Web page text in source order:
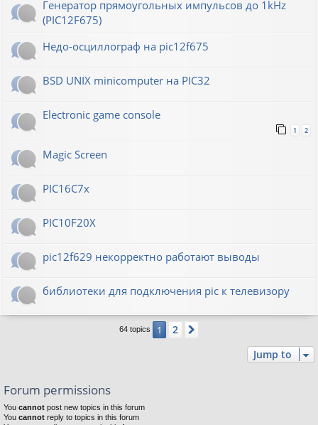
Генератор прямоугольных импульсов до 1kHz
(PIC12F675)
Недо-осциллограф на pic12f675
BSD UNIX minicomputer на PIC32
Electronic game console
1 2
Magic Screen
PIC16C7x
PIC10F20Х
pic12f629 некорректно работают выводы
библиотеки для подключения pic к телевизору
64 topics 1 2
Jump to
Forum permissions
You cannot post new topics in this forum
You cannot reply to topics in this forum